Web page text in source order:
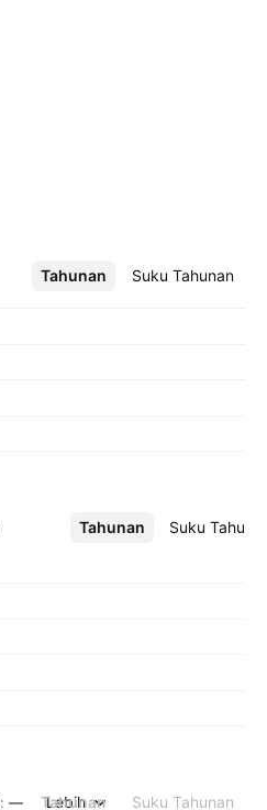
Tahunan Suku Tahunan
Lebih
Tahunan Suku
Lebih
: — Tahunan Suku Tahunan
Lebih